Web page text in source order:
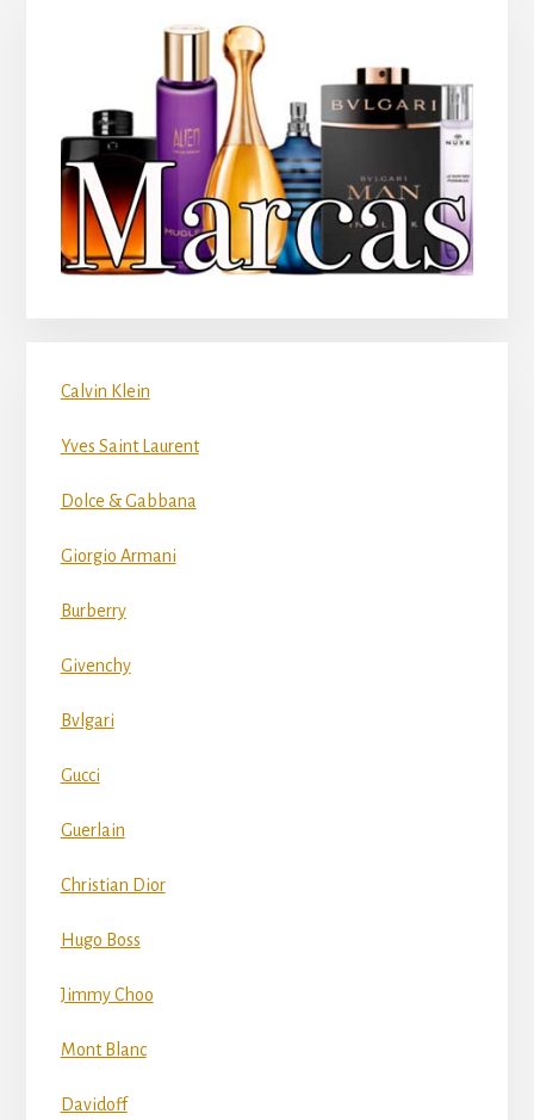
Calvin Klein
Yves Saint Laurent
Dolce & Gabbana
Giorgio Armani
Burberry
Givenchy
Bvlgari
Gucci
Guerlain
Christian Dior
Hugo Boss
Jimmy Choo
Mont Blanc
Davidoff